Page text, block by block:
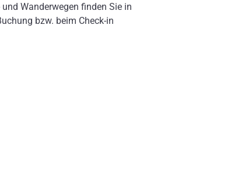
Wanderwegen finden Sie in
bzw. beim Check-in